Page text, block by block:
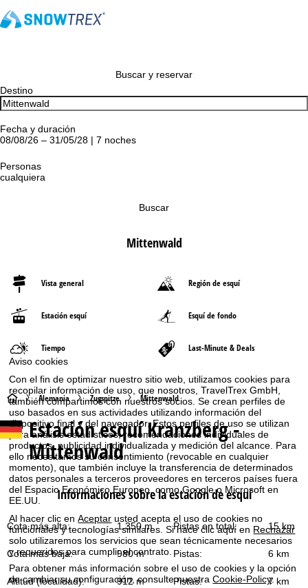
Aviso cookies
Con el fin de optimizar nuestro sitio web, utilizamos cookies para
recopilar información de uso, que nosotros, TravelTrex GmbH,
también compartimos con nuestros socios. Se crean perfiles de
uso basados en sus actividades utilizando información del
dispositivo final y del navegador. Estos perfiles de uso se utilizan
para análisis estadísticos, recomendaciones individuales de
productos, publicidad individualizada y medición del alcance. Para
ello necesitamos su consentimiento (revocable en cualquier
momento), que también incluye la transferencia de determinados
datos personales a terceros proveedores en terceros países fuera
del Espacio Económico Europeo, como Google o Microsoft en
EE.UU.
Al hacer clic enAceptar usted acepta el uso de cookies no
funcionales y tecnologías similares. Si hace clic aquí en Rechazar
solo utilizaremos los servicios que sean técnicamente necesarios
y requeridos para cumplir el contrato.
Para obtener más información sobre el uso de cookies y la opción
de cambiar su configuración, consulte nuestraCookie-Policy.
Buscar y reservar
Destino
Fecha y duración
08/08/26 – 31/05/28 | 7 noches
Personas
cualquiera
Buscar
Mittenwald
Vista general Región de esquí
Estación esquí Esquí de fondo
Tiempo Last-Minute & Deals
P
á
g
i
a
p
Alemania Zugspitze Mittenwald
Estación esquíKranzberg -
Mittenwald
Informaciones sobre la estación de esquí
Cota más alta: 1.350 m Pistas en total: 15 km
Cota más baja: 980 m Pistas: 6 km
Altitud (localidad): 912 m Pistas: 7 km